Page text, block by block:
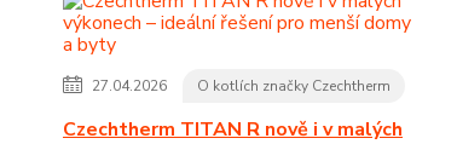
27.04.2026 O kotlích značky Czechtherm
Czechtherm TITAN R nově i v malých